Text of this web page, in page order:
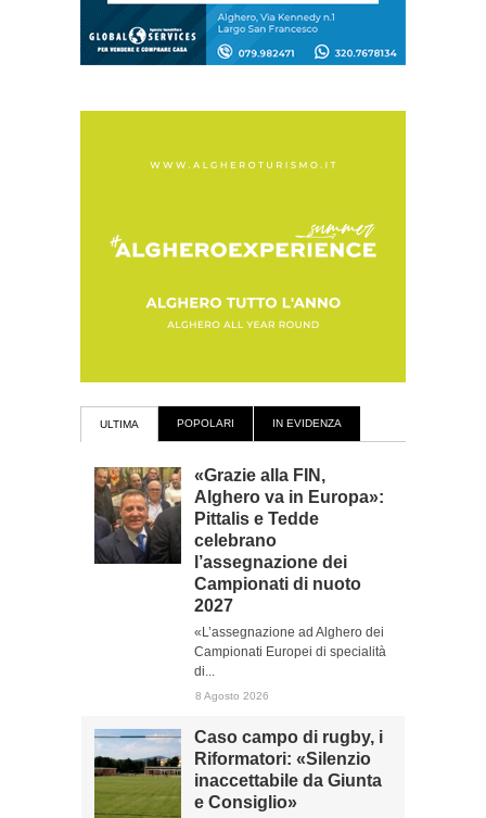
ULTIMA POPOLARI IN EVIDENZA
«Grazie alla FIN,
Alghero va in Europa»:
Pittalis e Tedde
celebrano
l’assegnazione dei
Campionati di nuoto
2027
«L’assegnazione ad Alghero dei
Campionati Europei di specialità
di...
8 Agosto 2026
Caso campo di rugby, i
Riformatori: «Silenzio
inaccettabile da Giunta
e Consiglio»